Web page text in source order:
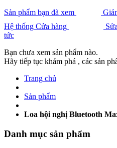
Sản phẩm bạn đã xem
Hệ thống Cửa hàng
tức
Bạn chưa xem sản phẩm nào.
Hãy tiếp tục khám phá , các sản
Trang chủ
Sản phẩm
Loa hội nghị Bluetooth
Danh mục sản phẩm